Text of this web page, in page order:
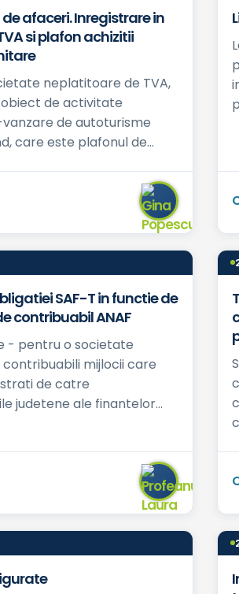
afaceri. Inregistrare in
si plafon achizitii
neplatitoare de TVA,
de activitate
de autoturisme
care este plafonul de
SAF-T in functie de
contribuabil ANAF
- pentru o societate
mijlocii care
de catre
judetene ale finantelor